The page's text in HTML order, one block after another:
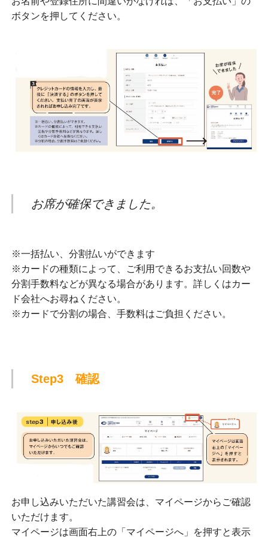
ボタンを押してください。
お席が確保できました。
※一括払い、分割払いができます
※カードの種類によって、ご利用できるお支払い回数や
分割手数料などが異なる場合があります。詳しくはカー
ド会社へお尋ねください。
※カードで分割の場合、手数料はご負担ください。
Step3 確認
お申し込みいただいた講習会は、マイページからご確認
いただけます。
マイページは画面右上の「マイページへ」を押すと表示